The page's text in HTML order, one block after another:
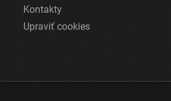
Kontakty
Upraviť cookies